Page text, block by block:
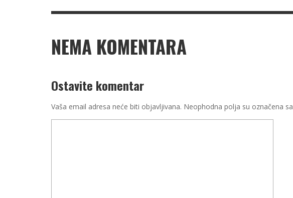
NEMA KOMENTARA
Ostavite komentar
Vaša email adresa neće biti objavljivana. Neophodna polja su označena sa